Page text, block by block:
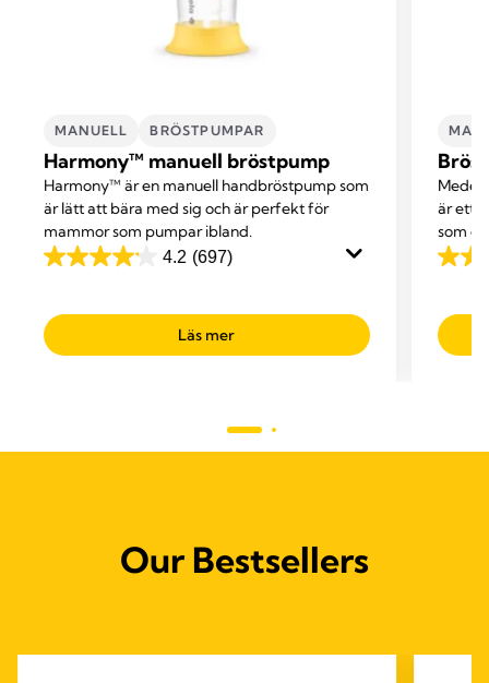
MANUELL BRÖSTPUMPAR
Harmony™ manuell bröstpump
Harmony™ är en manuell handbröstpump som
är lätt att bära med sig och är perfekt för
mammor som pumpar ibland.
4.2 (697)
4.2
5
stjärnor.
Läs mer
är ett
som
4.5
5
Our Bestsellers